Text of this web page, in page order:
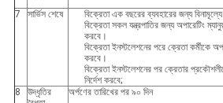
7
সার্ভিস শেষে
বিক্রেতা এক বছরের ব্যবহারের জন্য বিনামূল্যে
বিক্রেতা সকল যন্ত্রপাতির জন্য অপারেটিং
করবে।
বিক্রেতা ইনস্টলেশনের পরে ক্রেতা কর্মীকে
করবে।
বিক্রেতা ইনস্টলেশনের পর ক্রেতার
নির্দেশ করবে;
8
উদ্ধৃতির
অর্পণের তারিখের পর ৯০ দিন